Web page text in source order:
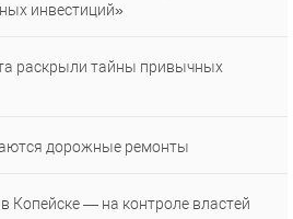
инвестиций»
раскрыли тайны привычных
дорожные ремонты
Копейске — на контроле властей